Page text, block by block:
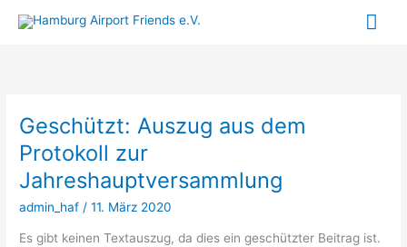
Inhalt
Geschützt: Auszug aus dem
Protokoll zur
Jahreshauptversammlung
admin_haf /11. März 2020
Es gibt keinen Textauszug, da dies ein geschützter Beitrag ist.